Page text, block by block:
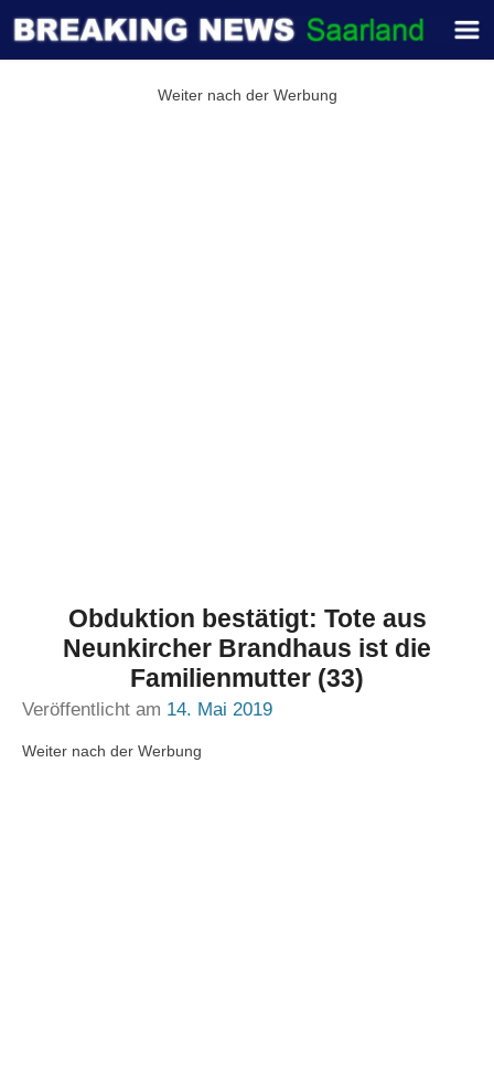
Weiter nach der Werbung
Obduktion bestätigt: Tote aus
Neunkircher Brandhaus ist die
Familienmutter (33)
Veröffentlicht am 14. Mai 2019
Weiter nach der Werbung